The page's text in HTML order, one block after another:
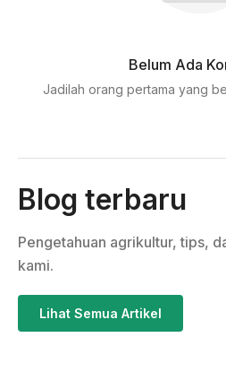
Belum Ada
Jadilah orang pertama yang
Blog terbaru
Pengetahuan agrikultur, tips,
kami.
Lihat Semua Artikel